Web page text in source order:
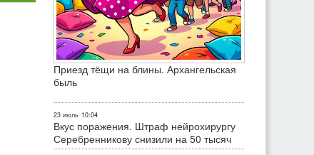
Приезд тёщи на блины. Архангельская
быль
23 июль 10:04
Вкус поражения. Штраф нейрохирургу
Серебренникову снизили на 50 тысяч